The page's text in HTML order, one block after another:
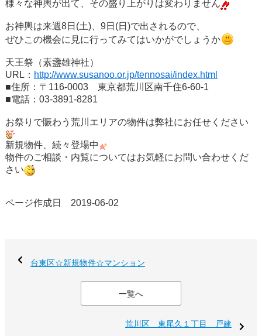
様々な神輿が出て、その盛り上がりは変わりません
お神輿は来週8日(土)、9日(日)で出されるので、
ぜひこの機会に見に行ってみてはいかがでしょうか
天王祭（素盞雄神社）
URL： http://www.susanoo.or.jp/tennosai/index.html
■住所：〒116-0003 東京都荒川区南千住6-60-1
■電話：03-3891-8281
お祭りで賑わう荒川エリアの物件は弊社にお任せください
新規物件、続々登場中
物件のご相談・内覧についてはお気軽にお問い合わせくだ
さい
ページ作成日 2019-06-02
台東区☆新規物件☆マンション
一覧へ
荒川区 東尾久１丁目 戸建